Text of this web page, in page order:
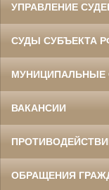
УПРАВЛЕНИЕ
СУДЫ СУБЪЕКТА
МУНИЦИПАЛЬНЫЕ
ВАКАНСИИ
ОБРАЩЕНИЯ